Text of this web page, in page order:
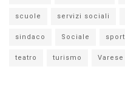
scuole servizi sociali
sindaco Sociale sport
teatro turismo Varese